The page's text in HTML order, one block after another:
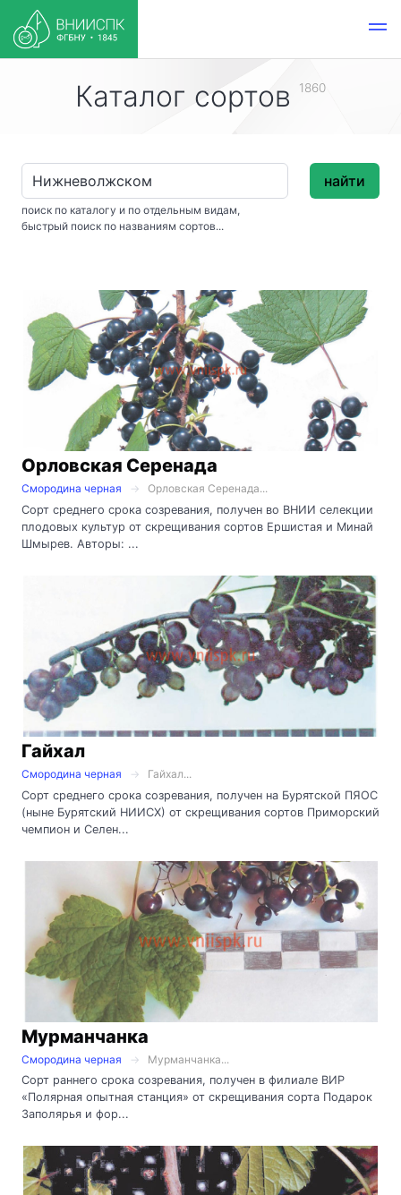
Каталог сортов 1860
поиск по каталогу и по отдельным видам,
быстрый поиск по названиям сортов...
найти
Орловская Серенада
Смородина черная
Орловская Серенада...
Сорт среднего срока созревания, получен во ВНИИ селекции
плодовых культур от скрещивания сортов Ершистая и Минай
Шмырев. Авторы: ...
Гайхал
Смородина черная
Гайхал...
Сорт среднего срока созревания, получен на Бурятской ПЯОС
(ныне Бурятский НИИСХ) от скрещивания сортов Приморский
чемпион и Селен...
Мурманчанка
Смородина черная
Мурманчанка...
Сорт раннего срока созревания, получен в филиале ВИР
«Полярная опытная станция» от скрещивания сорта Подарок
Заполярья и фор...